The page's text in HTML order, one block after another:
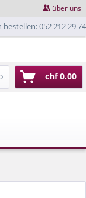
über uns
bestellen: 052 212 29 74
chf 0.00